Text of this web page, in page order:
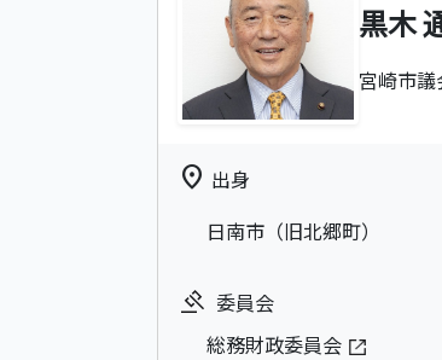
黒木
宮崎市議
location_on 出身
日南市（旧北郷町）
委員会
総務財政委員会